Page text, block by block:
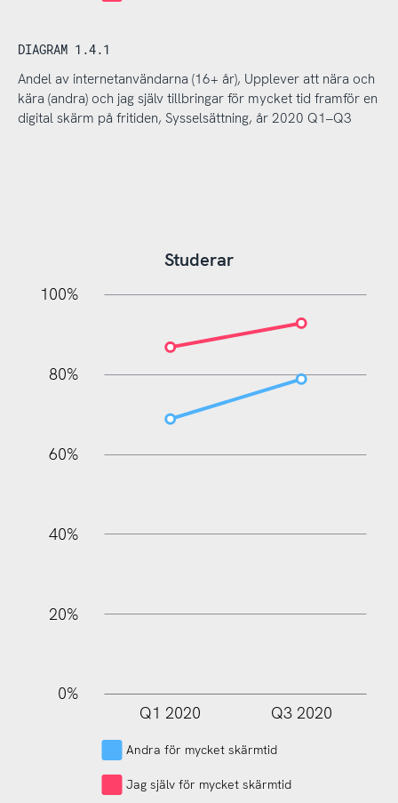
DIAGRAM 1.4.1
Andel av internetanvändarna (16+ år), Upplever att nära och
kära (andra) och jag själv tillbringar för mycket tid framför en
digital skärm på fritiden, Sysselsättning, år 2020 Q1–Q3
Studerar
100%
80%
60%
40%
20%
0%
Q1 2020 Q3 2020
Andra för mycket skärmtid
Jag själv för mycket skärmtid